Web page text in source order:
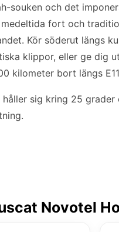
souken och det
fort och
Kör söderut längs
klippor, eller ge dig
kilometer bort längs
sig kring 25
Novotel